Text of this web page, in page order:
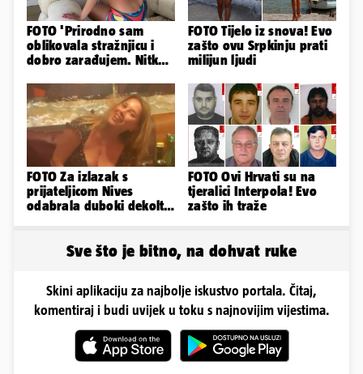
FOTO 'Prirodno sam
oblikovala stražnjicu i
dobro zarađujem. Nitko
FOTO Tijelo iz snova! Evo
zašto ovu Srpkinju prati
milijun ljudi
FOTO Za izlazak s
prijateljicom Nives
odabrala duboki dekolte
FOTO Ovi Hrvati su na
tjeralici Interpola! Evo
zašto ih traže
Sve što je bitno, na dohvat ruke
Skini aplikaciju za najbolje iskustvo portala. Čitaj,
komentiraj i budi uvijek u toku s najnovijim vijestima.